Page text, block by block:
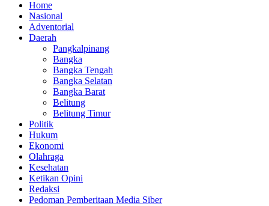
Home
Nasional
Adventorial
Daerah
Pangkalpinang
Bangka
Bangka Tengah
Bangka Selatan
Bangka Barat
Belitung
Belitung Timur
Politik
Hukum
Ekonomi
Olahraga
Kesehatan
Ketikan Opini
Redaksi
Pedoman Pemberitaan Media Siber